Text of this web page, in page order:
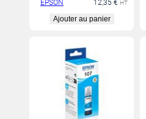
EPSON 12,35 € HT
Ajouter au panier